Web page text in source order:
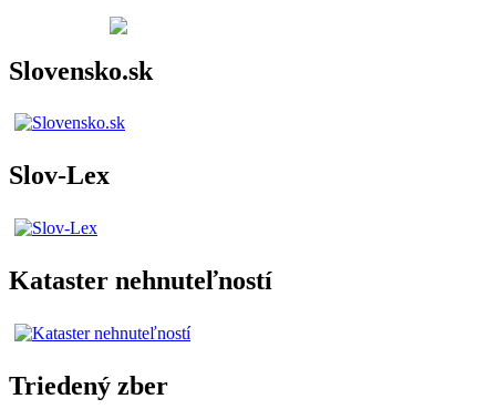
Slovensko.sk
Slov-Lex
Kataster nehnuteľností
Triedený zber